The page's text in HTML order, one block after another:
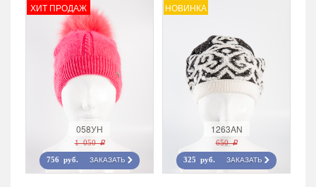
ХИТ ПРОДАЖ
058УН
1 050 r
756 руб. ЗАКАЗАТЬ
НОВИНКА
1263AN
650 r
325 руб. ЗАКАЗАТЬ